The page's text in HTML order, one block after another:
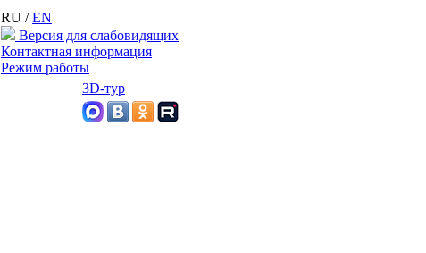
RU /EN
Версия для слабовидящих
Контактная информация
Режим работы
3D-тур